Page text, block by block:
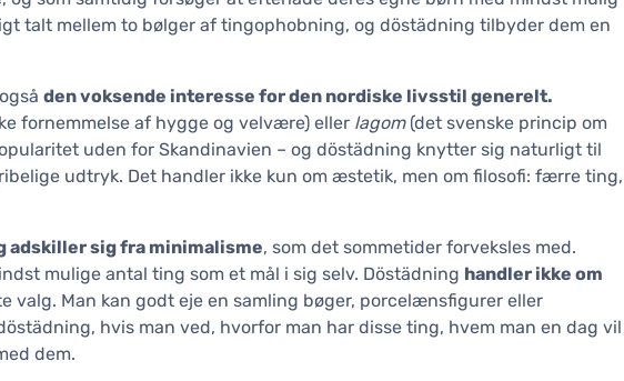
talt mellem to bølger af tingophobning, og döstädning tilbyder dem en
den voksende interesse for den nordiske livsstil generelt.
fornemmelse af hygge og velvære) eller lagom(det svenske princip om
uden for Skandinavien – og döstädning knytter sig naturligt til
udtryk. Det handler ikke kun om æstetik, men om filosofi: færre ting,
adskiller sig fra minimalisme, som det sommetider forveksles med.
mulige antal ting som et mål i sig selv. Döstädning handler ikke om
valg. Man kan godt eje en samling bøger, porcelænsfigurer eller
hvis man ved, hvorfor man har disse ting, hvem man en dag vil
dem.